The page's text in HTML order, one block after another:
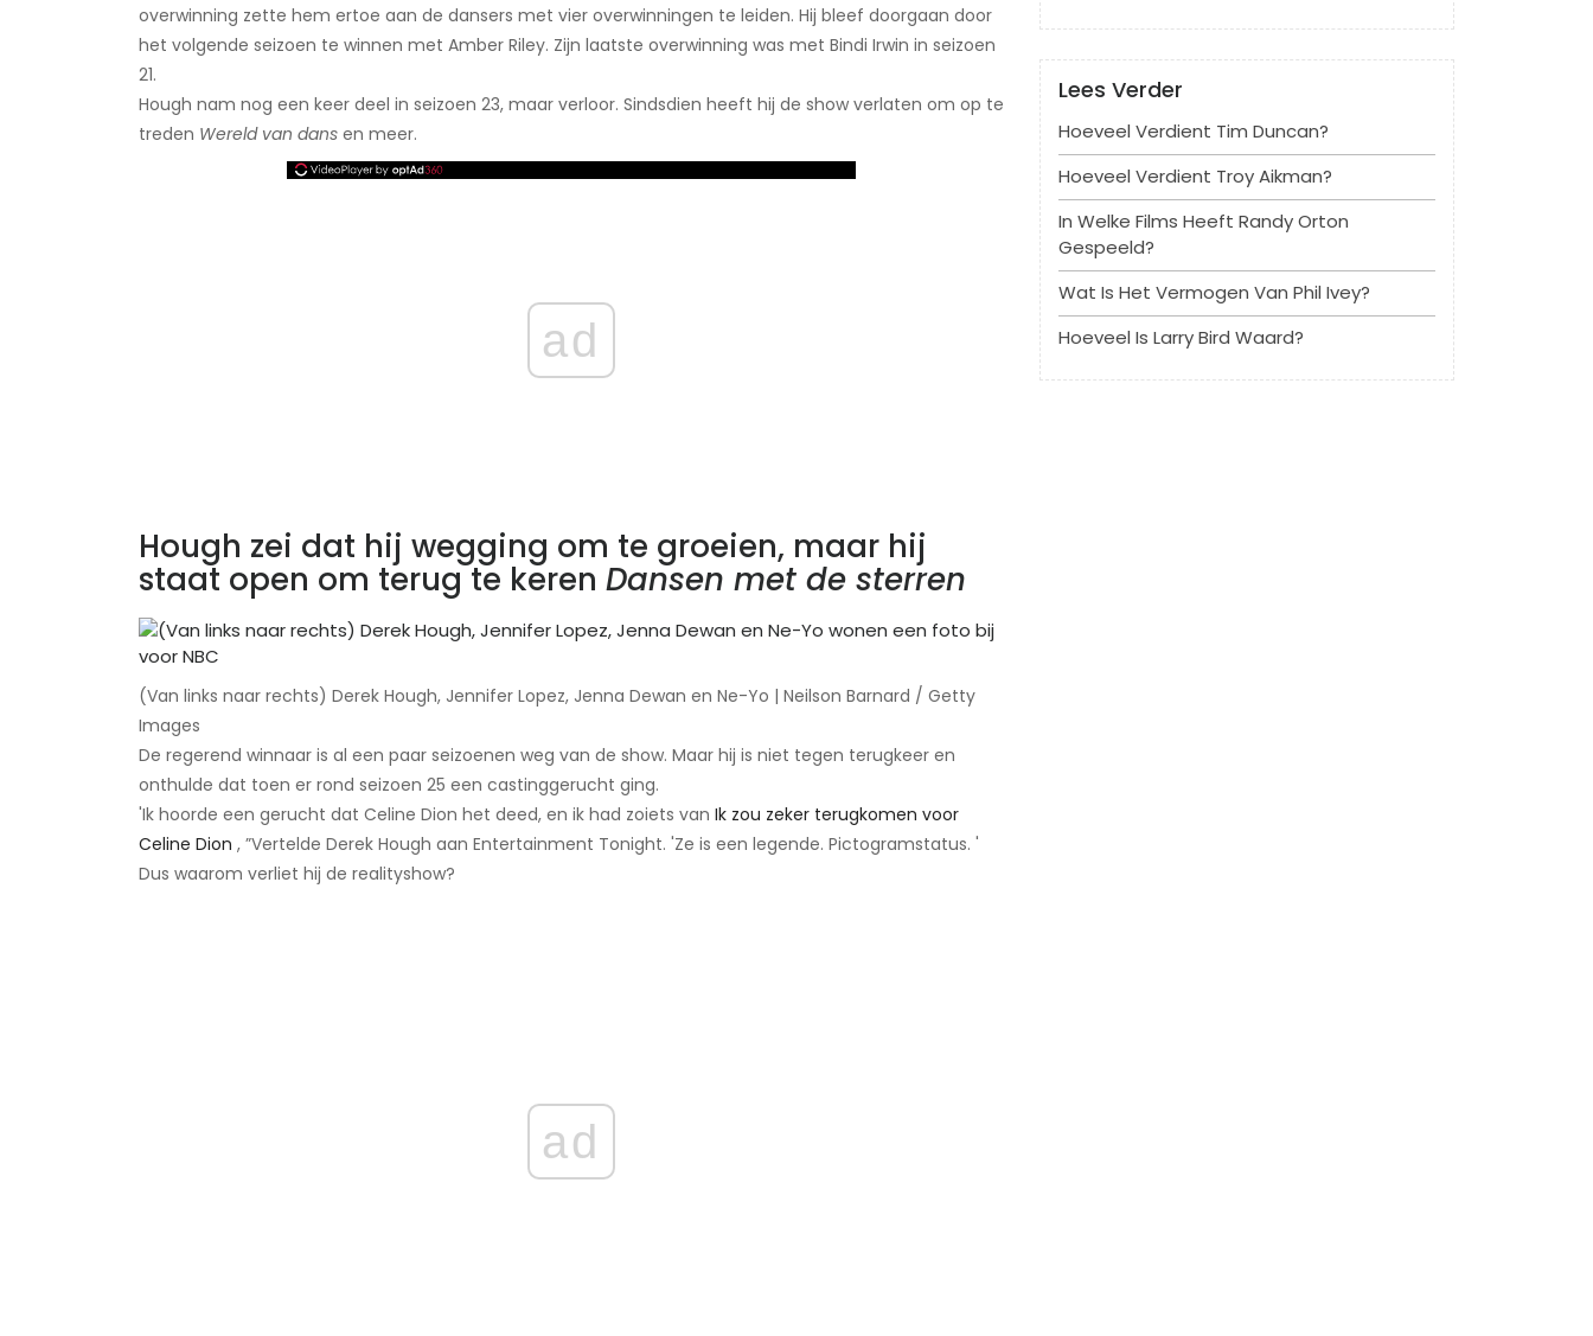
overwinning zette hem ertoe aan de dansers met vier overwinningen te leiden. Hij bleef doorgaan door
het volgende seizoen te winnen met Amber Riley. Zijn laatste overwinning was met Bindi Irwin in seizoen
21.
Hough nam nog een keer deel in seizoen 23, maar verloor. Sindsdien heeft hij de show verlaten om op te
treden Wereld van dans en meer.
ad
Hough zei dat hij wegging om te groeien, maar hij
staat open om terug te keren Dansen met de sterren
(Van links naar rechts) Derek Hough, Jennifer Lopez, Jenna Dewan en Ne-Yo | Neilson Barnard / Getty
Images
De regerend winnaar is al een paar seizoenen weg van de show. Maar hij is niet tegen terugkeer en
onthulde dat toen er rond seizoen 25 een castinggerucht ging.
'Ik hoorde een gerucht dat Celine Dion het deed, en ik had zoiets van Ik zou zeker terugkomen voor
Celine Dion , ”Vertelde Derek Hough aan Entertainment Tonight. 'Ze is een legende. Pictogramstatus. '
Dus waarom verliet hij de realityshow?
ad
Lees Verder
Hoeveel Verdient Tim Duncan?
Hoeveel Verdient Troy Aikman?
In Welke Films Heeft Randy Orton
Gespeeld?
Wat Is Het Vermogen Van Phil Ivey?
Hoeveel Is Larry Bird Waard?